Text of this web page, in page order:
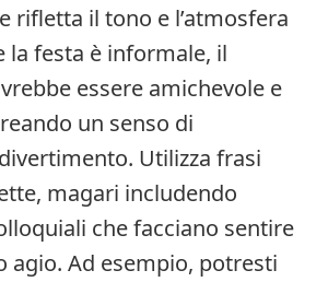
rifletta il tono e l’atmosfera
la festa è informale, il
essere amichevole e
un senso di
Utilizza frasi
magari includendo
che facciano sentire
agio. Ad esempio, potresti